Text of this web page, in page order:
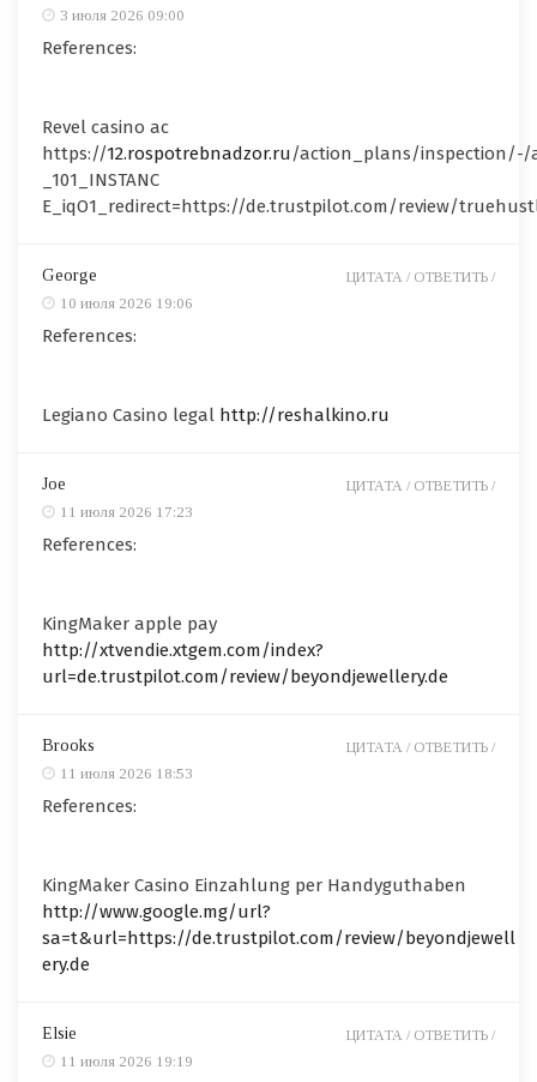
3 июля 2026 09:00
References:
Revel casino ac
https://12.rospotrebnadzor.ru/action_plans/inspection/-/
_101_INSTANC
E_iqO1_redirect=https://de.trustpilot.com/review/
George
10 июля 2026 19:06
References:
Legiano Casino legal http://reshalkino.ru
ЦИТАТА / ОТВЕТИТЬ /
Joe
11 июля 2026 17:23
References:
KingMaker apple pay
http://xtvendie.xtgem.com/index?
url=de.trustpilot.com/review/beyondjewellery.de
ЦИТАТА / ОТВЕТИТЬ /
Brooks
11 июля 2026 18:53
References:
KingMaker Casino Einzahlung per Handyguthaben
http://www.google.mg/url?
sa=t&url=https://de.trustpilot.com/review/beyondjewell
ery.de
ЦИТАТА / ОТВЕТИТЬ /
Elsie
11 июля 2026 19:19
ЦИТАТА / ОТВЕТИТЬ /